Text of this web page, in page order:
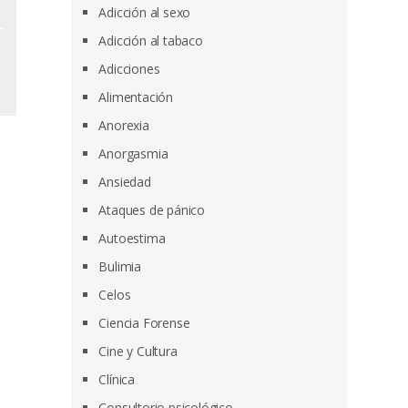
Adicción al sexo
Adicción al tabaco
Adicciones
Alimentación
Anorexia
Anorgasmia
Ansiedad
Ataques de pánico
Autoestima
Bulimia
Celos
Ciencia Forense
Cine y Cultura
Clínica